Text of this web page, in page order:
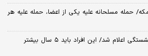
حمله مسلحانه علیه یکی از اعضا، حمله علیه هر
جزئیات صدور احکام بازنشستگی اعلام شد/ این افراد باید ۵ سال بیشتر